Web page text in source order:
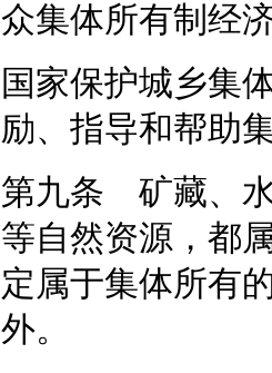
众集体所有制经
国家保护城乡集
励、指导和帮助
第九条 矿藏、
等自然资源，都
定属于集体所有
外。